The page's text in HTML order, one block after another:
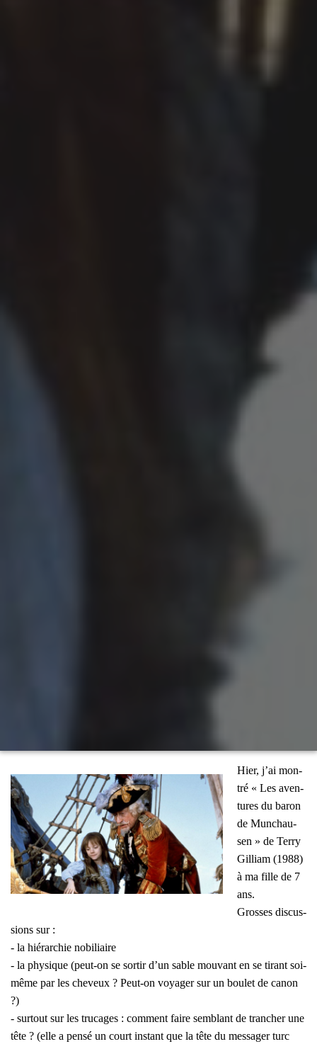
Hier, j’ai mon­
tré « Les aven­
tures du baron
de Mun­chau­
sen » de Ter­ry
Gil­liam (1988)
à ma fille de 7
ans.
Grosses dis­cus­
sions sur :
- la hié­rarchie nobi­liaire
- la phy­sique (peut-on se sor­tir d’un sable mou­vant en se tirant soi-
même par les che­veux ? Peut-on voya­ger sur un bou­let de canon
?)
- sur­tout sur les tru­cages : com­ment faire sem­blant de tran­cher une
tête ? (elle a pen­sé un court ins­tant que la tête du mes­sa­ger turc